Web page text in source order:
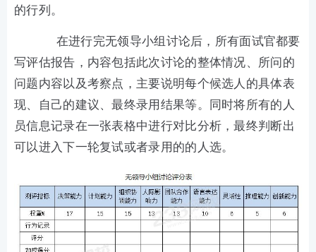
的行列。
在进行完无领导小组讨论后，所有面试官都要
写评估报告，内容包括此次讨论的整体情况、所问的
问题内容以及考察点，主要说明每个候选人的具体表
现、自己的建议、最终录用结果等。同时将所有的人
员信息记录在一张表格中进行对比分析，最终判断出
可以进入下一轮复试或者录用的的人选。